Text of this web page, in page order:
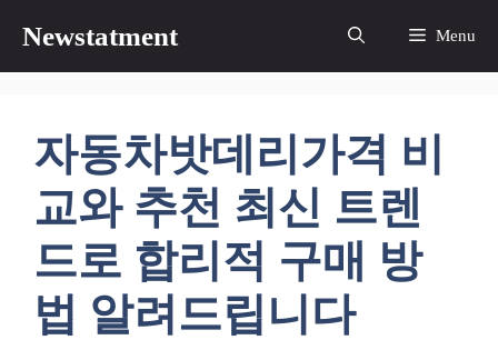
츠
Newstatment Menu
자동차밧데리가격 비
교와 추천 최신 트렌
드로 합리적 구매 방
법 알려드립니다